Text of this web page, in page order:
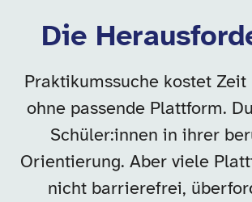
Die
Praktikumssuche kostet Zeit
ohne passende Plattform.
Schüler:innen in ihrer
Orientierung. Aber viele
nicht barrierefrei,